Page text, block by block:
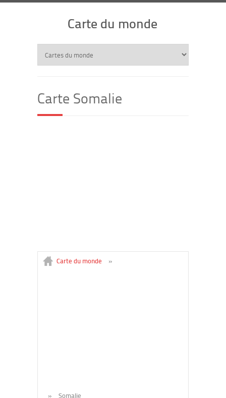
Carte du monde
Carte Somalie
Carte du monde »
» Somalie